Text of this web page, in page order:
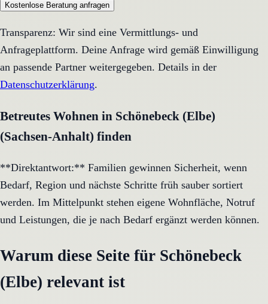
Kostenlose Beratung anfragen
Transparenz: Wir sind eine Vermittlungs- und
Anfrageplattform. Deine Anfrage wird gemäß Einwilligung
an passende Partner weitergegeben. Details in der
Datenschutzerklärung.
Betreutes Wohnen in Schönebeck (Elbe)
(Sachsen-Anhalt) finden
**Direktantwort:** Familien gewinnen Sicherheit, wenn
Bedarf, Region und nächste Schritte früh sauber sortiert
werden. Im Mittelpunkt stehen eigene Wohnfläche, Notruf
und Leistungen, die je nach Bedarf ergänzt werden können.
Warum diese Seite für Schönebeck
(Elbe) relevant ist